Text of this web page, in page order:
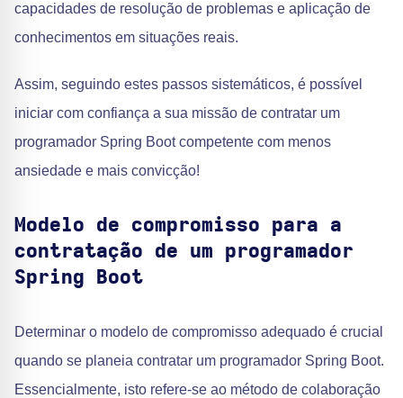
capacidades de resolução de problemas e aplicação de
conhecimentos em situações reais.
Assim, seguindo estes passos sistemáticos, é possível
iniciar com confiança a sua missão de contratar um
programador Spring Boot competente com menos
ansiedade e mais convicção!
Modelo de compromisso para a
contratação de um programador
Spring Boot
Determinar o modelo de compromisso adequado é crucial
quando se planeia contratar um programador Spring Boot.
Essencialmente, isto refere-se ao método de colaboração